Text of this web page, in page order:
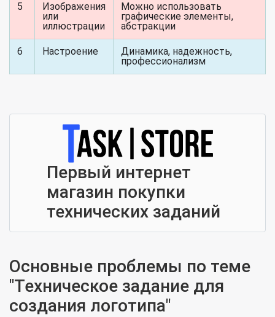
5
Изображения
или
иллюстрации
Можно использовать
графические элементы,
абстракции
6 Настроение
Динамика, надежность,
профессионализм
Первый интернет
магазин покупки
технических заданий
Основные проблемы по теме
"Техническое задание для
создания логотипа"